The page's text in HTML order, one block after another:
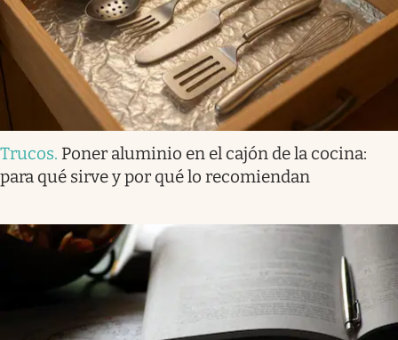
Trucos. Poner aluminio en el cajón de la cocina:
para qué sirve y por qué lo recomiendan